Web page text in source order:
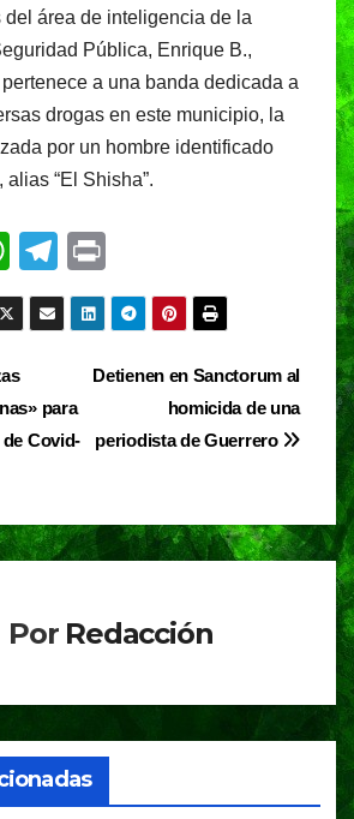
del área de inteligencia de la
Pública, Enrique B.,
a una banda dedicada a
drogas en este municipio, la
por un hombre identificado
“El Shisha”.
W
h
at
s
A
p
T
el
e
a
m
in
t
Detienen en Sanctorum al
homicida de una
periodista de Guerrero
para
Covid-
Por Redacción